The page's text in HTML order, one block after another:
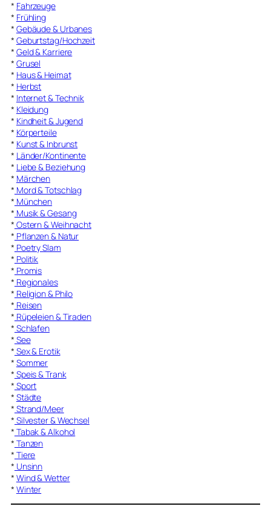
* Fahrzeuge
* Frühling
* Gebäude & Urbanes
* Geburtstag/Hochzeit
* Geld & Karriere
* Grusel
* Haus & Heimat
* Herbst
* Internet & Technik
* Kleidung
* Kindheit & Jugend
* Körperteile
* Kunst & Inbrunst
* Länder/Kontinente
* Liebe & Beziehung
* Märchen
* Mord & Totschlag
* München
* Musik & Gesang
* Ostern & Weihnacht
* Pflanzen & Natur
* Poetry Slam
* Politik
* Promis
* Regionales
* Religion & Philo
* Reisen
* Rüpeleien & Tiraden
* Schlafen
* See
* Sex & Erotik
* Sommer
* Speis & Trank
* Sport
* Städte
* Strand/Meer
* Silvester & Wechsel
* Tabak & Alkohol
* Tanzen
* Tiere
* Unsinn
* Wind & Wetter
* Winter